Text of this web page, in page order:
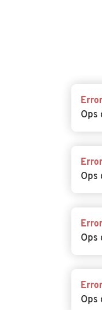
Error
Ops
Error
Ops
Error
Ops
Error
Ops